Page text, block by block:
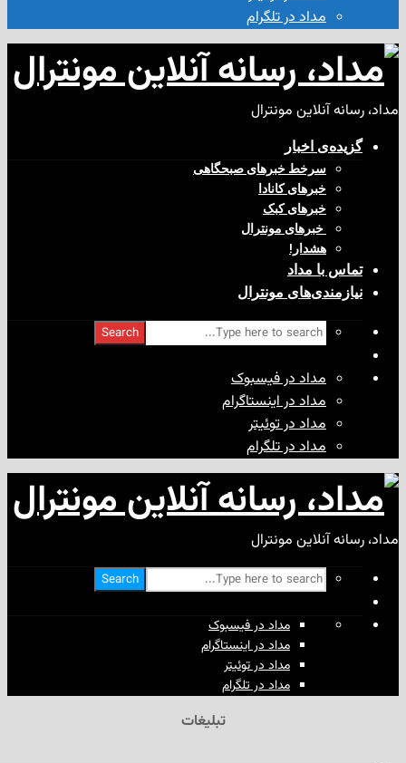
مداد در تلگرام
مونترال
اخبار
سرخط خبرهای صبحگاهی
خبرهای کانادا
خبرهای کبک
‌ خبرهای مونترال
مداد
مونترال
Search
مداد در فیسبوک
مداد در اینستاگرام
مداد در توئیتر
مداد در تلگرام
مونترال
Search
مداد در فیسبوک
مداد در اینستاگرام
مداد در توئیتر
مداد در تلگرام